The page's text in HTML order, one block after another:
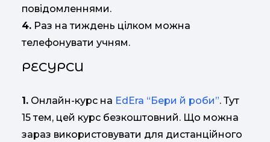
повідомленнями.
4. Раз на тиждень цілком можна
телефонувати учням.
РЕСУРСИ
1. Онлайн-курс на EdЕra “Бери й роби”. Тут
15 тем, цей курс безкоштовний. Що можна
зараз використовувати для дистанційного